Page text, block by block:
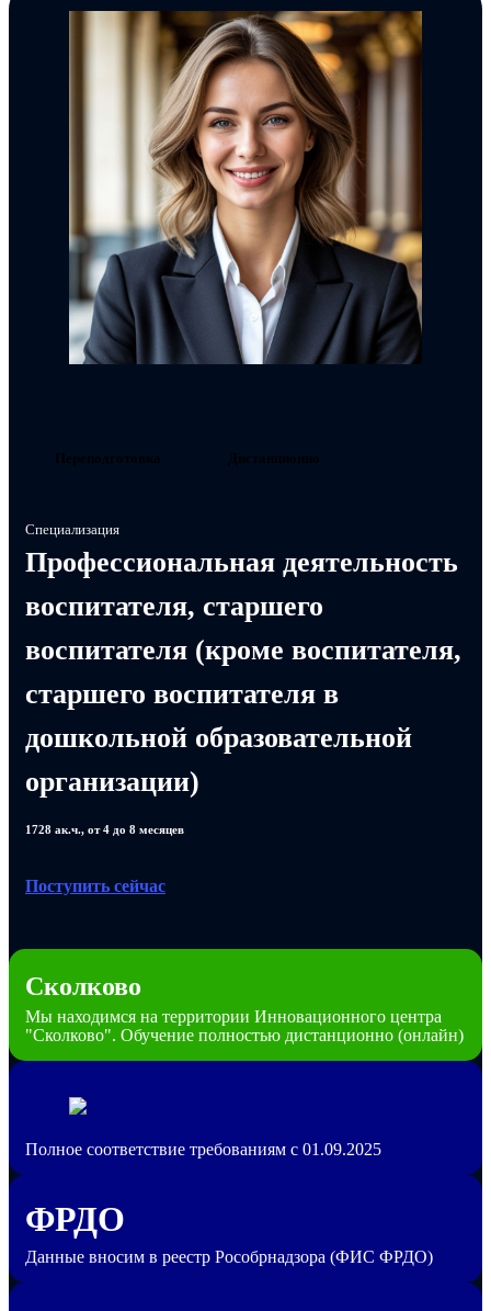
Переподготовка Дистанционно
Специализация
Профессиональная деятельность
воспитателя, старшего
воспитателя (кроме воспитателя,
старшего воспитателя в
дошкольной образовательной
организации)
1728 ак.ч., от 4 до 8 месяцев
Поступить сейчас
Сколково
Мы находимся на территории Инновационного центра
"Сколково". Обучение полностью дистанционно (онлайн)
Полное соответствие требованиям с 01.09.2025
ФРДО
Данные вносим в реестр Рособрнадзора (ФИС ФРДО)